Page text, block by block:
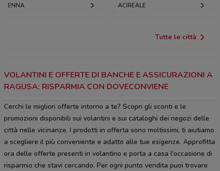
ENNA ACIREALE
Tutte le città
VOLANTINI E OFFERTE DI BANCHE E ASSICURAZIONI A
RAGUSA: RISPARMIA CON DOVECONVIENE
Cerchi le migliori offerte intorno a te? Scopri gli sconti e le
promozioni disponibili sui volantini e sui cataloghi dei negozi delle
città nelle vicinanze. I prodotti in offerta sono moltissimi, ti aiutiamo
a scegliere il più conveniente e adatto alle tue esigenze. Approfitta
ora delle offerte presenti in volantino e porta a casa l'occasione di
risparmio che stavi cercando. Per ogni punto vendita puoi trovare